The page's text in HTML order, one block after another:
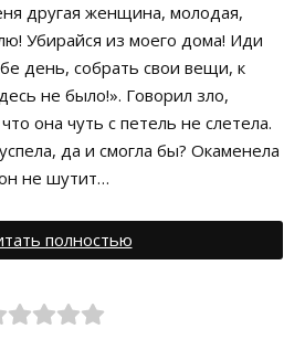
другая женщина, молодая,
Убирайся из моего дома! Иди
день, собрать свои вещи, к
не было!». Говорил зло,
она чуть с петель не слетела.
да и смогла бы? Окаменела
не шутит…
полностью